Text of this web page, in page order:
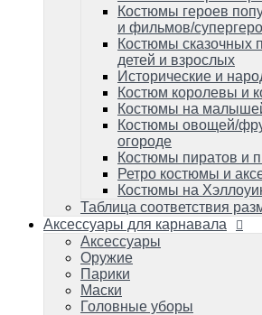
Таблица соответствия
Аксессуары для карнавала
Аксессуары
Оружие
Парики
Маски
Головные уборы
Костюмы героев
и фильмов/
Костюмы сказочных
детей и взрослых
Исторические и
Костюм королевы и
Костюмы на
Костюмы овощей/
огороде
Костюмы пиратов и
Ретро костюмы и
Костюмы на
Таблица соответствия
Аксессуары для карнавала
Аксессуары
Оружие
Парики
Маски
Головные уборы